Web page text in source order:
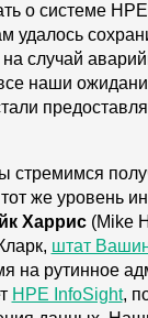
о системе
удалось
случай
наши
стремимся
же уровень
Харрис (Mike
штат
на рутинное
HPE InfoSight,